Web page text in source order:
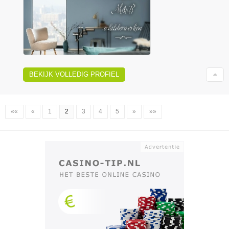
BEKIJK VOLLEDIG PROFIEL
«« « 1 2 3 4 5 » »»